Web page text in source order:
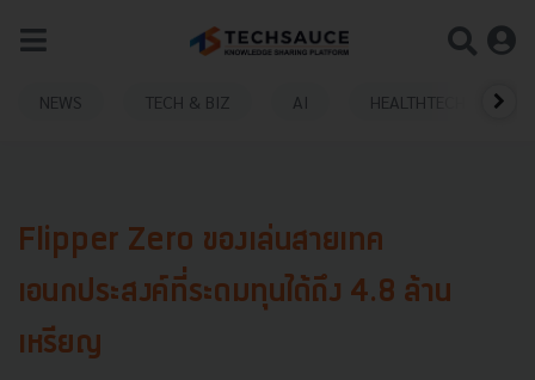
NEWS TECH & BIZ AI HEALTHTECH
Flipper Zero ของเล่นสายเทค
เอนกประสงค์ที่ระดมทุนได้ถึง 4.8 ล้าน
เหรียญ